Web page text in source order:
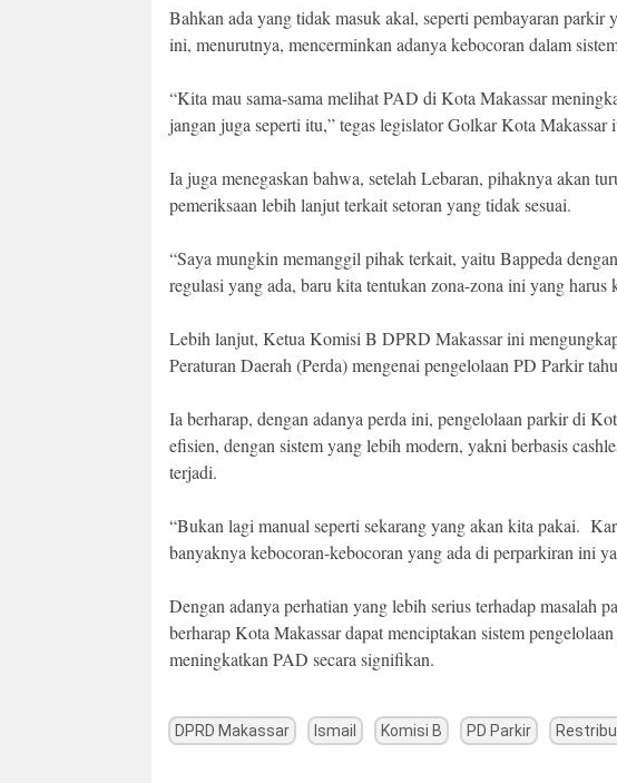
Bahkan ada yang tidak masuk akal, seperti pembayaran parkir
ini, menurutnya, mencerminkan adanya kebocoran dalam
“Kita mau sama-sama melihat PAD di Kota Makassar
jangan juga seperti itu,” tegas legislator Golkar Kota Makassar
Ia juga menegaskan bahwa, setelah Lebaran, pihaknya akan
pemeriksaan lebih lanjut terkait setoran yang tidak sesuai.
“Saya mungkin memanggil pihak terkait, yaitu Bappeda
regulasi yang ada, baru kita tentukan zona-zona ini yang
Lebih lanjut, Ketua Komisi B DPRD Makassar ini
Peraturan Daerah (Perda) mengenai pengelolaan PD Parkir
Ia berharap, dengan adanya perda ini, pengelolaan parkir di
efisien, dengan sistem yang lebih modern, yakni berbasis
terjadi.
“Bukan lagi manual seperti sekarang yang akan kita pakai.
banyaknya kebocoran-kebocoran yang ada di perparkiran ini
Dengan adanya perhatian yang lebih serius terhadap
berharap Kota Makassar dapat menciptakan sistem
meningkatkan PAD secara signifikan.
DPRD Makassar Ismail Komisi B PD Parkir